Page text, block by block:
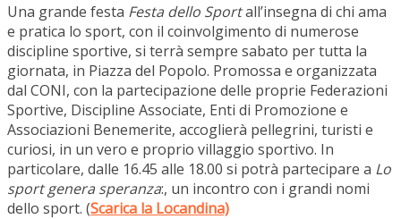
Una grande festa Festa dello Sportall’insegna di chi ama
e pratica lo sport, con il coinvolgimento di numerose
discipline sportive, si terrà sempre sabato per tutta la
giornata, in Piazza del Popolo. Promossa e organizzata
dal CONI, con la partecipazione delle proprie Federazioni
Sportive, Discipline Associate, Enti di Promozione e
Associazioni Benemerite, accoglierà pellegrini, turisti e
curiosi, in un vero e proprio villaggio sportivo. In
particolare, dalle 16.45 alle 18.00 si potrà partecipare a Lo
sport genera speranza:, un incontro con i grandi nomi
dello sport. (Scarica la Locandina)